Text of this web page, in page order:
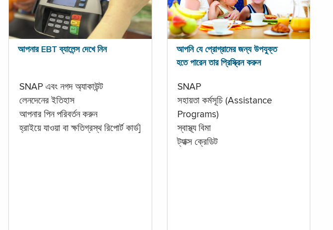
আপনার EBT ব্যালেন্স দেখে নিন
SNAP এবং নগদ অ্যাকাউন্ট
লেনদেনের ইতিহাস
আপনার পিন পরিবর্তন করুন
হ্রাইয়ে যাওয়া বা ক্ষতিগ্রস্থ রিপোর্ট কার্ড]
আপনি যে প্রোগ্রামের জন্য উপযুক্ত
হতে পারেন তার প্রিস্ক্রিন করুন
SNAP
সহায়তা কর্মসূচি (Assistance
Programs)
স্বাস্থ্য বিমা
ট্যাক্স ক্রেডিট